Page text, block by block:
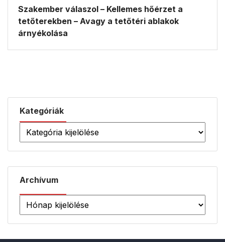
Kategóriák
Archívum
Szakember válaszol – Kellemes hőérzet a
tetőterekben – Avagy a tetőtéri ablakok
árnyékolása